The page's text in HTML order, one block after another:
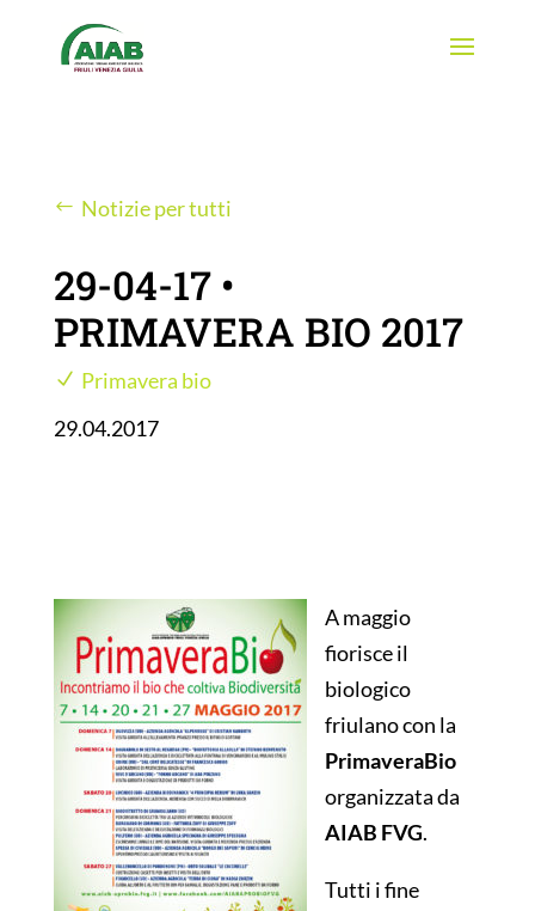
Notizie per tutti
29-04-17 •
PRIMAVERA BIO 2017
Primavera bio
29.04.2017
A maggio
fiorisce il
biologico
friulano con la
PrimaveraBio
organizzata da
AIAB FVG.
Tutti i fine